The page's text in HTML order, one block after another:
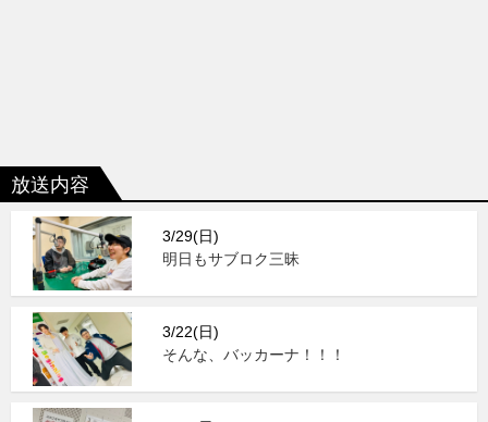
放送内容
3/29(日)
明日もサブロク三昧
3/22(日)
そんな、バッカーナ！！！